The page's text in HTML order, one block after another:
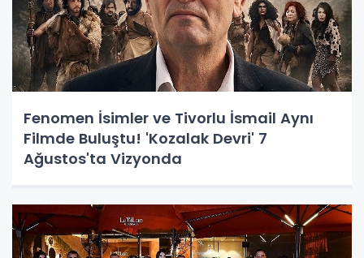
Fenomen İsimler ve Tivorlu İsmail Aynı
Filmde Buluştu! 'Kozalak Devri' 7
Ağustos'ta Vizyonda